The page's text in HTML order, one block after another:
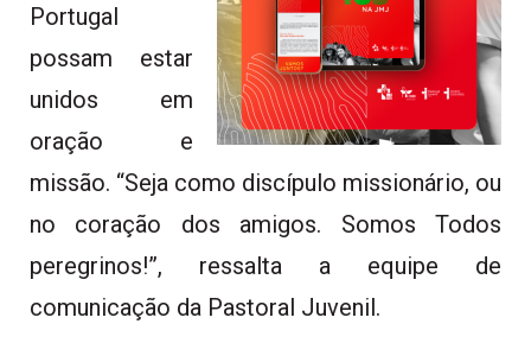
Portugal
possam estar
unidos em
oração e
missão. “Seja como discípulo missionário, ou
no coração dos amigos. Somos Todos
peregrinos!”, ressalta a equipe de
comunicação da Pastoral Juvenil.